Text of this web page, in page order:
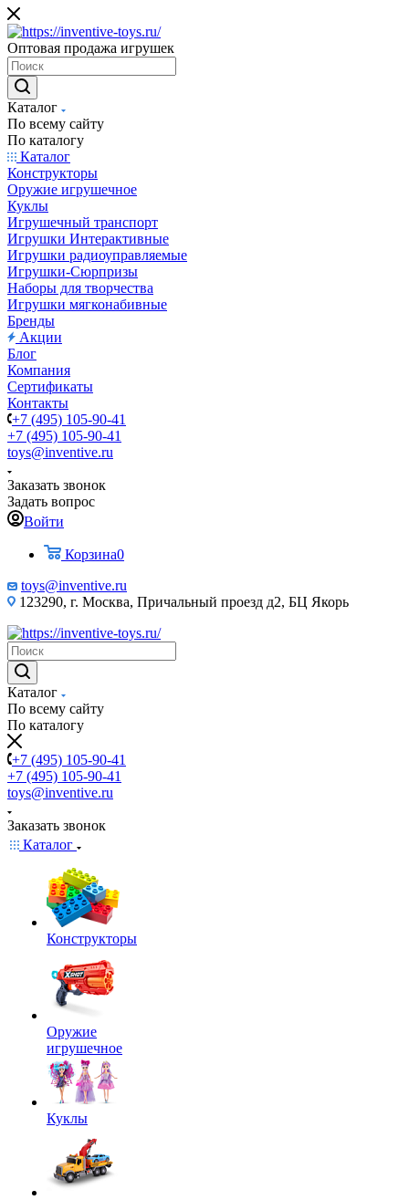
Оптовая продажа игрушек
Каталог
По всему сайту
По каталогу
Каталог
Конструкторы
Оружие игрушечное
Куклы
Игрушечный транспорт
Игрушки Интерактивные
Игрушки радиоуправляемые
Игрушки-Сюрпризы
Наборы для творчества
Игрушки мягконабивные
Бренды
Акции
Блог
Компания
Сертификаты
Контакты
+7 (495) 105-90-41
+7 (495) 105-90-41
toys@inventive.ru
Заказать звонок
Задать вопрос
Войти
Корзина0
toys@inventive.ru
123290, г. Москва, Причальный проезд д2, БЦ Якорь
Каталог
По всему сайту
По каталогу
+7 (495) 105-90-41
+7 (495) 105-90-41
toys@inventive.ru
Заказать звонок
Каталог
Конструкторы
Оружие
игрушечное
Куклы